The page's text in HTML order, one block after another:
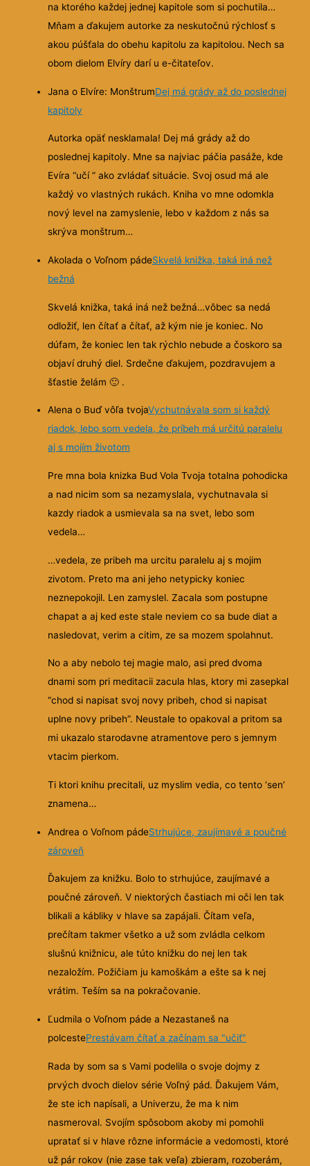
na ktorého každej jednej kapitole som si pochutila…
Mňam a ďakujem autorke za neskutočnú rýchlosť s
akou púšťala do obehu kapitolu za kapitolou. Nech sa
obom dielom Elvíry darí u e-čitateľov.
Jana o Elvíre: MonštrumDej má grády až do poslednej
kapitoly
Autorka opäť nesklamala! Dej má grády až do
poslednej kapitoly. Mne sa najviac páčia pasáže, kde
Evíra “učí ” ako zvládať situácie. Svoj osud má ale
každý vo vlastných rukách. Kniha vo mne odomkla
nový level na zamyslenie, lebo v každom z nás sa
skrýva monštrum…
Akolada o Voľnom pádeSkvelá knižka, taká iná než
bežná
Skvelá knižka, taká iná než bežná…vôbec sa nedá
odložiť, len čítať a čítať, až kým nie je koniec. No
dúfam, že koniec len tak rýchlo nebude a čoskoro sa
objaví druhý diel. Srdečne ďakujem, pozdravujem a
šťastie želám🙂 .
Alena o Buď vôľa tvojaVychutnávala som si každý
riadok, lebo som vedela, že príbeh má určitú paralelu
aj s mojím životom
Pre mna bola knizka Bud Vola Tvoja totalna pohodicka
a nad nicim som sa nezamyslala, vychutnavala si
kazdy riadok a usmievala sa na svet, lebo som
vedela…
…vedela, ze pribeh ma urcitu paralelu aj s mojim
zivotom. Preto ma ani jeho netypicky koniec
neznepokojil. Len zamyslel. Zacala som postupne
chapat a aj ked este stale neviem co sa bude diat a
nasledovat, verim a citim, ze sa mozem spolahnut.
No a aby nebolo tej magie malo, asi pred dvoma
dnami som pri meditacii zacula hlas, ktory mi zasepkal
“chod si napisat svoj novy pribeh, chod si napisat
uplne novy pribeh”. Neustale to opakoval a pritom sa
mi ukazalo starodavne atramentove pero s jemnym
vtacim pierkom.
Ti ktori knihu precitali, uz myslim vedia, co tento ‘sen’
znamena…
Andrea o Voľnom pádeStrhujúce, zaujímavé a poučné
zároveň
Ďakujem za knižku. Bolo to strhujúce, zaujímavé a
poučné zároveň. V niektorých častiach mi oči len tak
blikali a kábliky v hlave sa zapájali. Čítam veľa,
prečítam takmer všetko a už som zvládla celkom
slušnú knižnicu, ale túto knižku do nej len tak
nezaložím. Požičiam ju kamoškám a ešte sa k nej
vrátim. Teším sa na pokračovanie.
Ľudmila o Voľnom páde a Nezastaneš na
polcestePrestávam čítať a začínam sa "učiť"
Rada by som sa s Vami podelila o svoje dojmy z
prvých dvoch dielov série Voľný pád. Ďakujem Vám,
že ste ich napísali, a Univerzu, že ma k nim
nasmeroval. Svojím spôsobom akoby mi pomohli
upratať si v hlave rôzne informácie a vedomosti, ktoré
už pár rokov (nie zase tak veľa) zbieram, rozoberám,